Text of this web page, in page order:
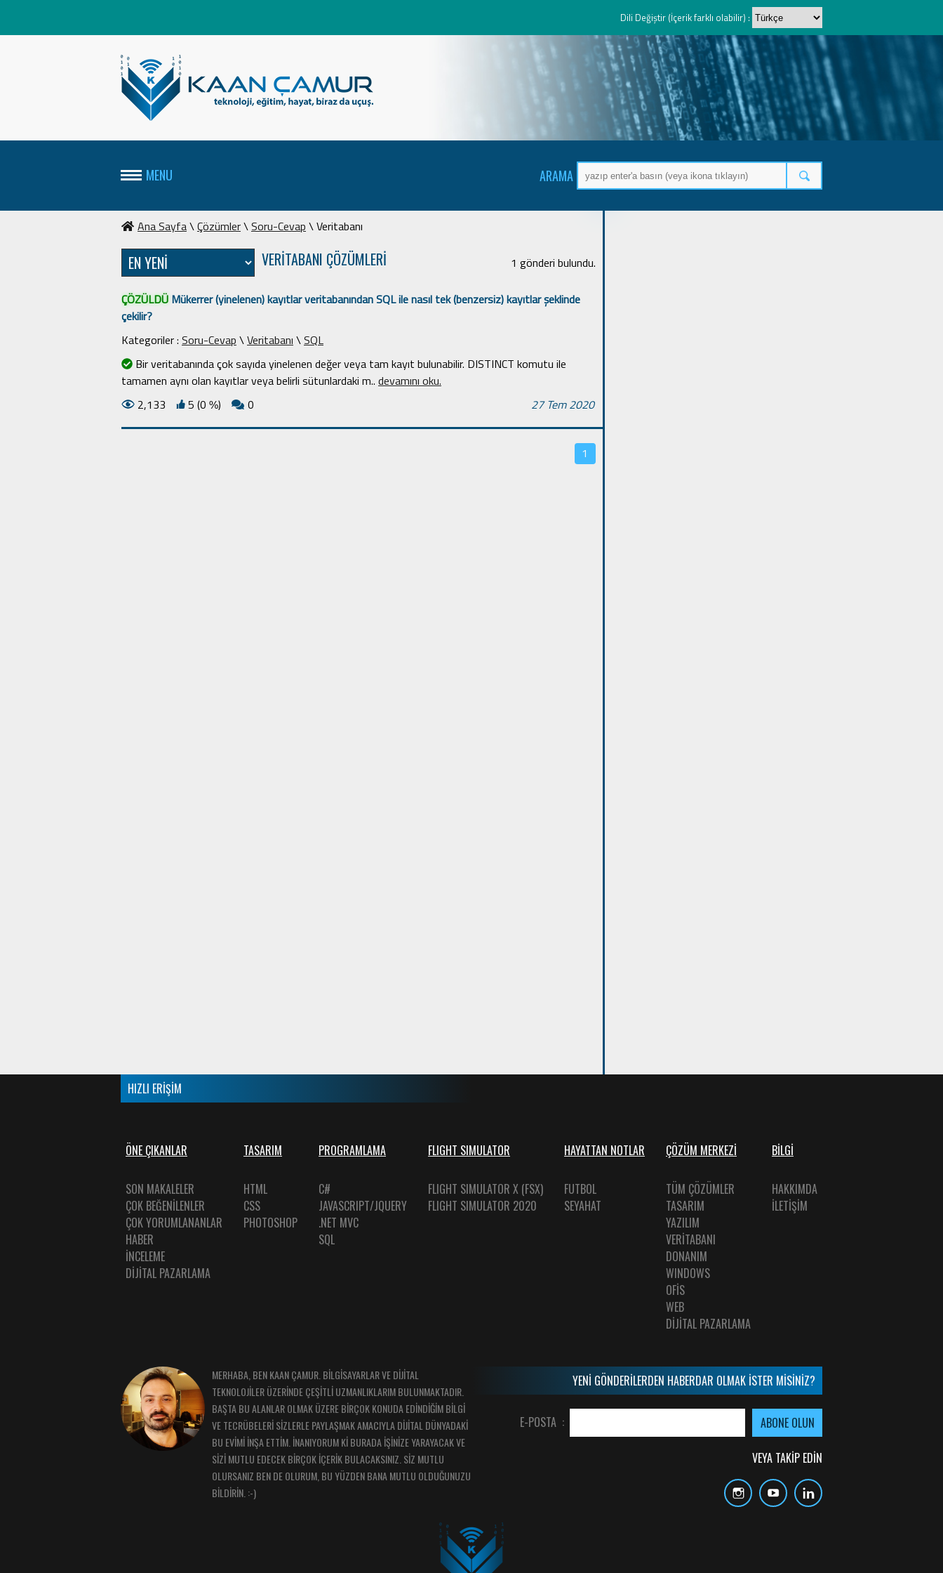
Dili Değiştir (İçerik farklı olabilir) :
MENU ARAMA
Ana Sayfa\Çözümler\Soru-Cevap \ Veritabanı
VERİTABANI ÇÖZÜMLERİ 1 gönderi bulundu.
ÇÖZÜLDÜ Mükerrer (yinelenen) kayıtlar veritabanından SQL ile nasıl tek (benzersiz) kayıtlar şeklinde
çekilir?
Kategoriler : Soru-Cevap \Veritabanı \SQL
Bir veritabanında çok sayıda yinelenen değer veya tam kayıt bulunabilir. DISTINCT komutu ile
tamamen aynı olan kayıtlar veya belirli sütunlardaki m.. devamını oku.
2,133
5 (0 %) 0 27 Tem 2020
1
HIZLI ERİŞİM
ÖNE ÇIKANLAR
SON MAKALELER
ÇOK BEĞENİLENLER
ÇOK YORUMLANANLAR
HABER
İNCELEME
DİJİTAL PAZARLAMA
TASARIM
HTML
CSS
PHOTOSHOP
PROGRAMLAMA
C#
JAVASCRIPT/JQUERY
.NET MVC
SQL
FLIGHT SIMULATOR
FLIGHT SIMULATOR X (FSX)
FLIGHT SIMULATOR 2020
HAYATTAN NOTLAR
FUTBOL
SEYAHAT
ÇÖZÜM MERKEZİ
TÜM ÇÖZÜMLER
TASARIM
YAZILIM
VERİTABANI
DONANIM
WINDOWS
OFİS
WEB
DİJİTAL PAZARLAMA
BİLGİ
HAKKIMDA
İLETİŞİM
MERHABA, BEN KAAN ÇAMUR. BİLGİSAYARLAR VE DİJİTAL
TEKNOLOJİLER ÜZERİNDE ÇEŞİTLİ UZMANLIKLARIM BULUNMAKTADIR.
BAŞTA BU ALANLAR OLMAK ÜZERE BİRÇOK KONUDA EDİNDİĞİM BİLGİ
VE TECRÜBELERİ SİZLERLE PAYLAŞMAK AMACIYLA DİJİTAL DÜNYADAKİ
BU EVİMİ İNŞA ETTİM. İNANIYORUM Kİ BURADA İŞİNİZE YARAYACAK VE
SİZİ MUTLU EDECEK BİRÇOK İÇERİK BULACAKSINIZ. SİZ MUTLU
OLURSANIZ BEN DE OLURUM, BU YÜZDEN BANA MUTLU OLDUĞUNUZU
BİLDİRİN. :-)
YENİ GÖNDERİLERDEN HABERDAR OLMAK İSTER MİSİNİZ?
E-POSTA :
VEYA TAKİP EDİN